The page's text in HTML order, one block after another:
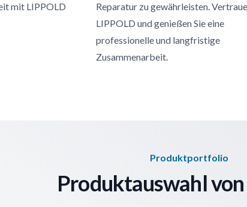
mit LIPPOLD
Reparatur zu gewährleisten.
LIPPOLD und genießen Sie eine
professionelle und langfristige
Zusammenarbeit.
Produktportfolio
Produktauswahl